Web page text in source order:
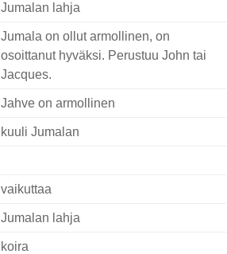
Jumalan lahja
Jumala on ollut armollinen, on
osoittanut hyväksi. Perustuu John tai
Jacques.
Jahve on armollinen
kuuli Jumalan
vaikuttaa
Jumalan lahja
koira